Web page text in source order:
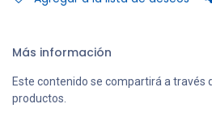
Más información
Este contenido se compartirá a través
productos.